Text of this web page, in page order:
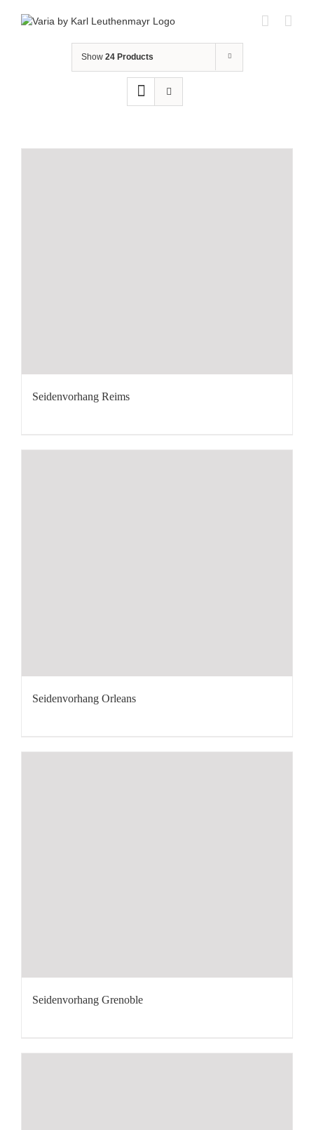
Show 24 Products
Seidenvorhang Reims
Seidenvorhang Orleans
Seidenvorhang Grenoble